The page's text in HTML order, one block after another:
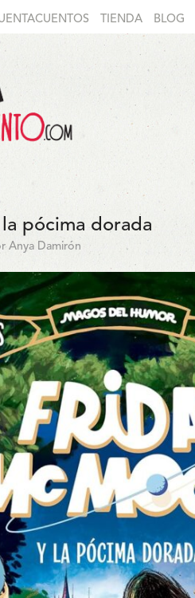
TIENDA BLOG
pócima dorada
Anya Damirón